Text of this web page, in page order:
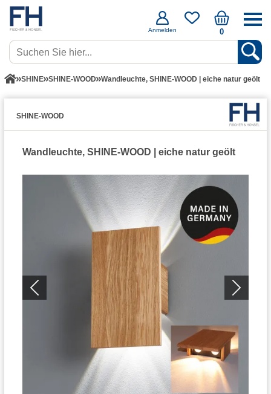
Anmelden 0
SHINE SHINE-WOOD Wandleuchte, SHINE-WOOD | eiche natur geölt
SHINE-WOOD
Wandleuchte, SHINE-WOOD | eiche natur geölt